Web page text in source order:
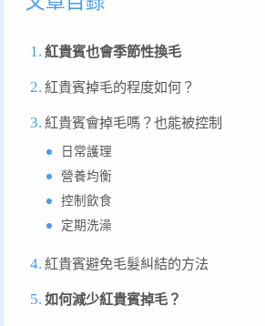
紅貴賓也會季節性換毛
紅貴賓掉毛的程度如何？
紅貴賓會掉毛嗎？也能被控制
日常護理
營養均衡
控制飲食
定期洗澡
紅貴賓避免毛髮糾結的方法
如何減少紅貴賓掉毛？